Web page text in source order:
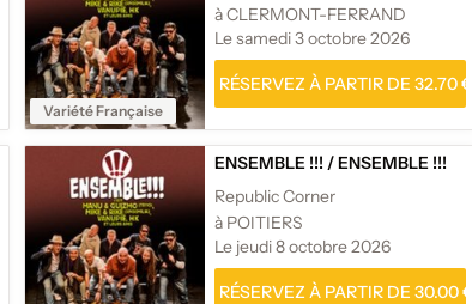
Variété Française
à CLERMONT-FERRAND
Le samedi 3 octobre 2026
RÉSERVEZ À PARTIR DE 32.70 €
ENSEMBLE !!! /ENSEMBLE !!!
Republic Corner
à POITIERS
Le jeudi 8 octobre 2026
RÉSERVEZ À PARTIR DE 30.00